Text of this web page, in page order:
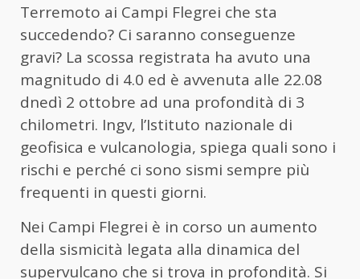
Terremoto ai Campi Flegrei che sta
succedendo? Ci saranno conseguenze
gravi? La scossa registrata ha avuto una
magnitudo di 4.0 ed è avvenuta alle 22.08
dnedì 2 ottobre ad una profondità di 3
chilometri. Ingv, l’Istituto nazionale di
geofisica e vulcanologia, spiega quali sono i
rischi e perché ci sono sismi sempre più
frequenti in questi giorni.
Nei Campi Flegrei è in corso un aumento
della sismicità legata alla dinamica del
supervulcano che si trova in profondità. Si